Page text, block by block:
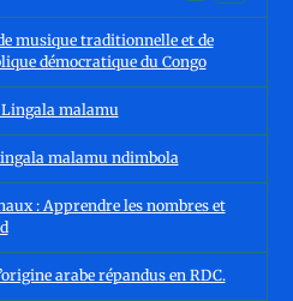
musique traditionnelle et de
démocratique du Congo
Lingala malamu
malamu ndimbola
: Apprendre les nombres et
arabe répandus en RDC.